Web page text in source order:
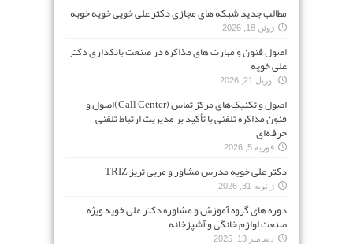
مطالب جدید شبکه های مجازی دکتر علی خویی خویه خوبه
ژوئن 18, 2026
اصول فنون و مهارت های مذاکره در صنعت بانکداری دکتر
علی خویه
آوریل 21, 2026
اصول و تکنیک‌های مرکز تماس (Call Center)اصول و
فنون مذاکره تلفنی با تأکید بر مدیریت ارتباط تلفنی
حرفه‌ای
فوریه 5, 2026
دکتر علی خویه مدرس مشاور و مربی تریز TRIZ
ژانویه 31, 2026
دوره های گروه آموزش و مشاوره دکتر علی خویه ویژه
صنعت لوازم خانگی و آشپزخانه
دسامبر 13, 2025